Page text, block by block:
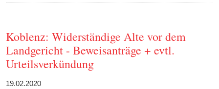
Koblenz: Widerständige Alte vor dem
Landgericht - Beweisanträge + evtl.
Urteilsverkündung
19.02.2020